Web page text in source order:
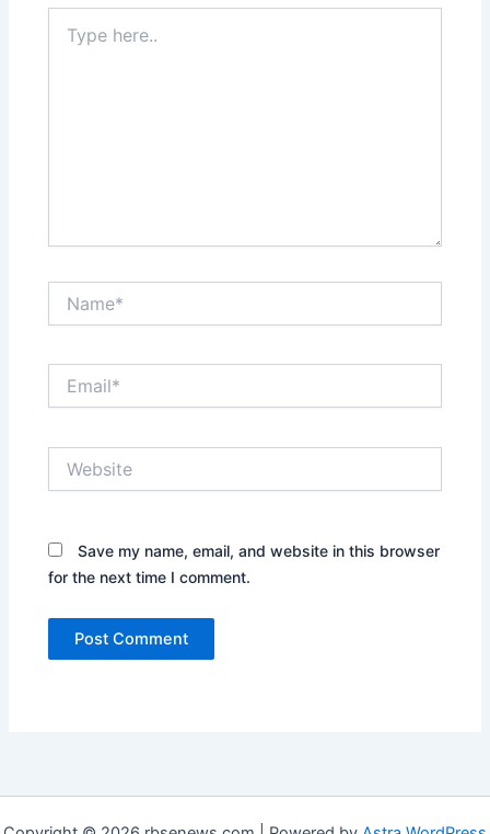
here..
Save my name, email, and website in this browser
for the next time I comment.